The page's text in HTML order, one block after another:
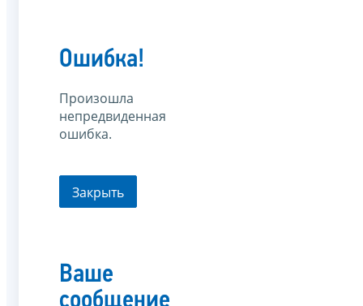
Ошибка!
Произошла
непредвиденная
ошибка.
Закрыть
Ваше
сообщение